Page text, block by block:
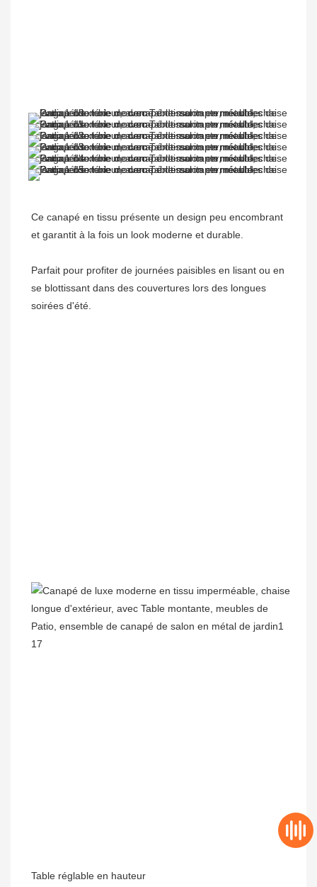
Ce canapé en tissu présente un design peu encombrant
Parfait pour profiter de journées paisibles en lisant ou en
se blottissant dans des couvertures lors des longues